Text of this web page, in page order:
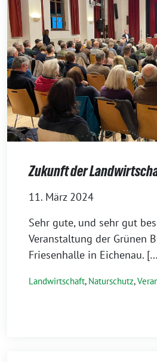
Zukunft der
11. März 2024
Sehr gute, und sehr gut
Veranstaltung der Grünen
Friesenhalle in Eichenau.
Landwirtschaft, Naturschutz,